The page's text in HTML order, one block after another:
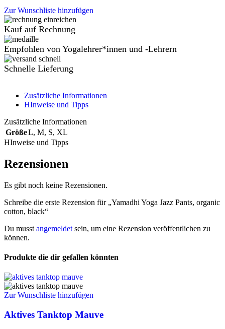
Zur Wunschliste hinzufügen
Kauf auf Rechnung
Empfohlen von Yogalehrer*innen und -Lehrern
Schnelle Lieferung
Zusätzliche Informationen
HInweise und Tipps
Zusätzliche Informationen
GrößeL, M, S, XL
HInweise und Tipps
Rezensionen
Es gibt noch keine Rezensionen.
Schreibe die erste Rezension für „Yamadhi Yoga Jazz Pants, organic
cotton, black“
Du musst angemeldet sein, um eine Rezension veröffentlichen zu
können.
Produkte die dir gefallen könnten
Zur Wunschliste hinzufügen
Aktives Tanktop Mauve